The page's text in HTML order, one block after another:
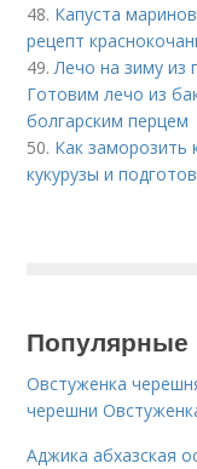
48. Капуста
рецепт
49.Лечо на зиму из
Готовим лечо из
болгарским перцем
50. Как заморозить
кукурузы и
Популярные
Овстуженка
черешни
Аджика абхазская